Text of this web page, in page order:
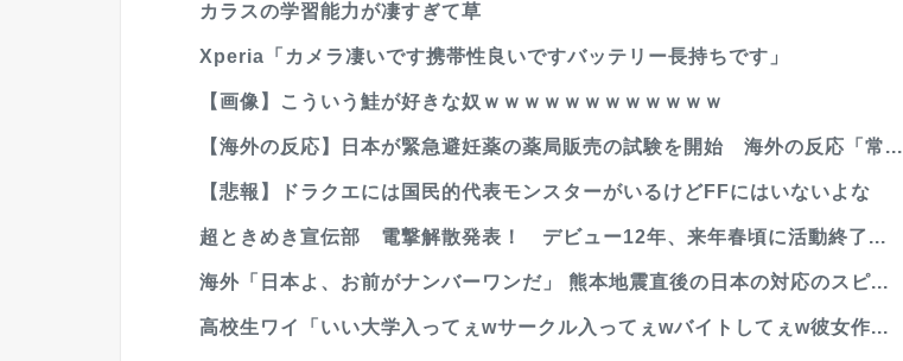
カラスの学習能力が凄すぎて草
Xperia「カメラ凄いです携帯性良いですバッテリー長持ちです」
【画像】こういう鮭が好きな奴ｗｗｗｗｗｗｗｗｗｗｗｗ
【海外の反応】日本が緊急避妊薬の薬局販売の試験を開始 海外の反応「常...
【悲報】ドラクエには国民的代表モンスターがいるけどFFにはいないよな
超ときめき宣伝部 電撃解散発表！ デビュー12年、来年春頃に活動終了...
海外「日本よ、お前がナンバーワンだ」 熊本地震直後の日本の対応のスピ...
高校生ワイ「いい大学入ってぇwサークル入ってぇwバイトしてぇw彼女作...